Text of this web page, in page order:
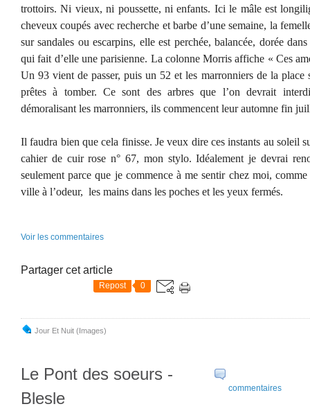
trottoirs. Ni vieux, ni poussette, ni enfants. Ici le mâle est
cheveux coupés avec recherche et barbe d’une semaine, la
sur sandales ou escarpins, elle est perchée, balancée, dorée
qui fait d’elle une parisienne. La colonne Morris affiche « Ces
Un 93 vient de passer, puis un 52 et les marronniers de la
prêtes à tomber. Ce sont des arbres que l’on devrait
démoralisant les marronniers, ils commencent leur automne fin
Il faudra bien que cela finisse. Je veux dire ces instants au soleil
cahier de cuir rose n° 67, mon stylo. Idéalement je devrai
seulement parce que je commence à me sentir chez moi,
ville à l’odeur, les mains dans les poches et les yeux fermés.
Voir les commentaires
Partager cet article
Repost 0
Jour Et Nuit (images)
commentaires
Le Pont des soeurs -
Blesle